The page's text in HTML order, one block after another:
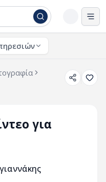
για